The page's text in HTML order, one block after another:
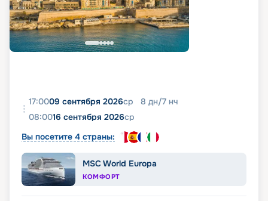
17:0009 сентября 2026ср 8 дн/7 нч
08:0016 сентября 2026ср
Вы посетите 4 страны:
MSC World Europa
КОМФОРТ